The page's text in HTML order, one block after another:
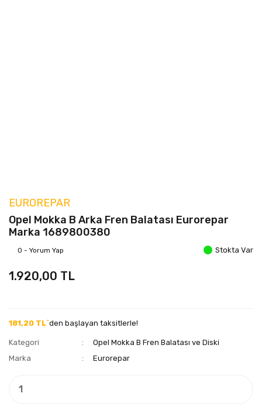
EUROREPAR
Opel Mokka B Arka Fren Balatası Eurorepar
Marka 1689800380
0 - Yorum Yap Stokta Var
1.920,00 TL
181,20 TL`den başlayan taksitlerle!
Kategori
Opel Mokka B Fren Balatası ve Diski
Marka
Eurorepar